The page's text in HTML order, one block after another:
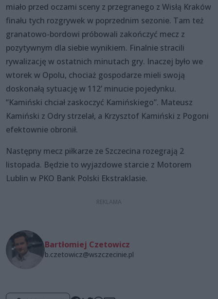
miało przed oczami sceny z przegranego z Wisłą Kraków
finału tych rozgrywek w poprzednim sezonie. Tam też
granatowo-bordowi próbowali zakończyć mecz z
pozytywnym dla siebie wynikiem. Finalnie stracili
rywalizację w ostatnich minutach gry. Inaczej było we
wtorek w Opolu, chociaż gospodarze mieli swoją
doskonałą sytuację w 112’ minucie pojedynku.
“Kamiński chciał zaskoczyć Kamińskiego”. Mateusz
Kamiński z Odry strzelał, a Krzysztof Kamiński z Pogoni
efektownie obronił.
Następny mecz piłkarze ze Szczecina rozegrają 2
listopada. Będzie to wyjazdowe starcie z Motorem
Lublin w PKO Bank Polski Ekstraklasie.
Bartłomiej Czetowicz
b.czetowicz@wszczecinie.pl